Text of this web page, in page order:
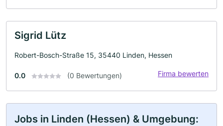
Sigrid Lütz
Robert-Bosch-Straße 15, 35440 Linden, Hessen
0.0 (0 Bewertungen) Firma bewerten
Jobs in Linden (Hessen) & Umgebung: